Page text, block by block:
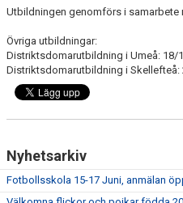
Utbildningen genomförs i samarbete
Övriga utbildningar:
Distriktsdomarutbildning i Umeå: 18/
Distriktsdomarutbildning i Skellefteå:
Nyhetsarkiv
Fotbollsskola 15-17 Juni, anmälan